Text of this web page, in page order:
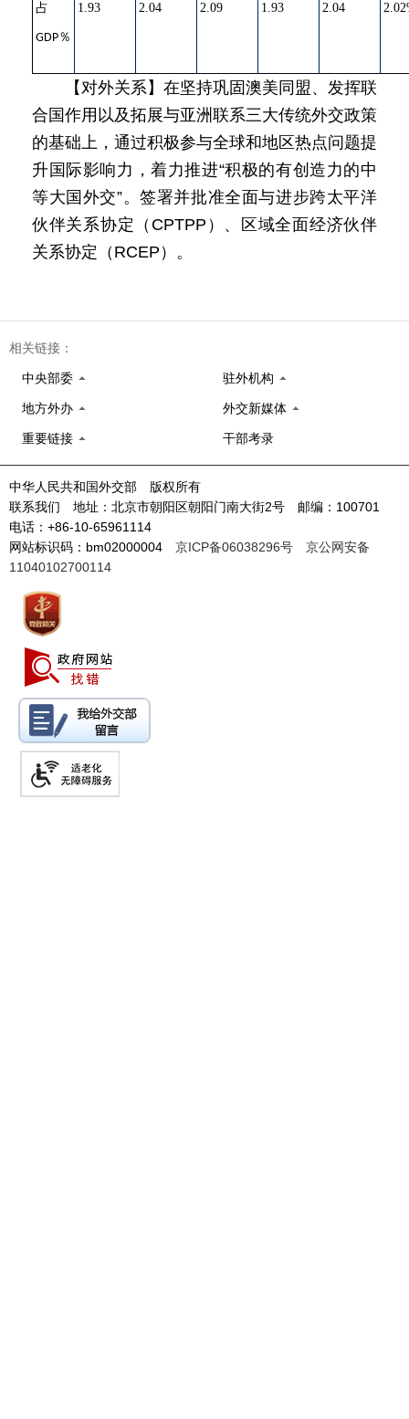
占
GDP％
1.93 2.04 2.09 1.93 2.04
【对外关系】在坚持巩固澳美同盟、发挥联
合国作用以及拓展与亚洲联系三大传统外交政策
的基础上，通过积极参与全球和地区热点问题提
升国际影响力，着力推进“积极的有创造力的中
等大国外交”。签署并批准全面与进步跨太平洋
伙伴关系协定（CPTPP）、区域全面经济伙伴
关系协定（RCEP）。
相关链接：
中央部委 驻外机构
地方外办 外交新媒体
重要链接 干部考录
中华人民共和国外交部 版权所有
联系我们 地址：北京市朝阳区朝阳门南大街2号 邮编：100701
电话：+86-10-65961114
网站标识码：bm02000004 京ICP备06038296号
京公网安备
11040102700114